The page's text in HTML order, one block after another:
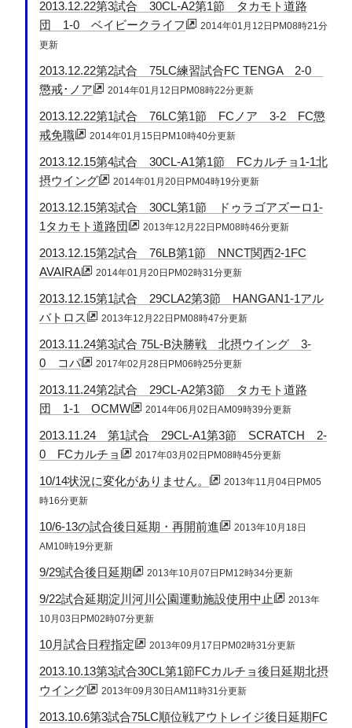
2013.12.22第3試合 30CL-A2第1節 タカモト道路
団 1-0 ベイビークライフ
2014年01月12日PM08時21分
更新
2013.12.22第2試合 75LC練習試合FC TENGA 2-0
懲戒･ノア
2014年01月12日PM08時22分更新
2013.12.22第1試合 76LC第1節 FCノア 3-2 FC懲
戒免職
2014年01月15日PM10時40分更新
2013.12.15第4試合 30CL-A1第1節 FCカルチョ1-1北
摂ウイング
2014年01月20日PM04時19分更新
2013.12.15第3試合 30CL第1節 ドゥラゴアズーロ1-
1タカモト道路団
2013年12月22日PM08時46分更新
2013.12.15第2試合 76LB第1節 NNCT関西2-1FC
AVAIRA
2014年01月20日PM02時31分更新
2013.12.15第1試合 29CLA2第3節 HANGAN1-1アル
バトロス
2013年12月22日PM08時47分更新
2013.11.24第3試合 75L-B決勝戦 北摂ウイング 3-
0 コパ
2017年02月28日PM06時25分更新
2013.11.24第2試合 29CL-A2第3節 タカモト道路
団 1-1 OCMW
2014年06月02日AM09時39分更新
2013.11.24 第1試合 29CL-A1第3節 SCRATCH 2-
0 FCカルチョ
2017年03月02日PM08時45分更新
10/14状況に変化がありません。
2013年11月04日PM05
時16分更新
10/6-13の試合後日延期・再開前進
2013年10月18日
AM10時19分更新
9/29試合後日延期 2013年10月07日PM12時34分更新
9/22試合延期淀川河川公園運動施設使用中止
2013年
10月03日PM02時07分更新
10月試合日程指定 2013年09月17日PM02時31分更新
2013.10.13第3試合30CL第1節FCカルチョ後日延期北摂
ウイング
2013年09月30日AM11時31分更新
2013.10.6第3試合75LC順位戦アウトレイジ後日延期FC